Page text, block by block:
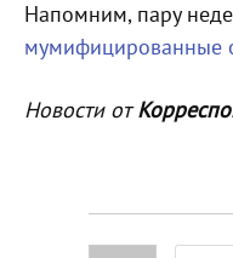
Напомним, пару
мумифицированные
Новости от